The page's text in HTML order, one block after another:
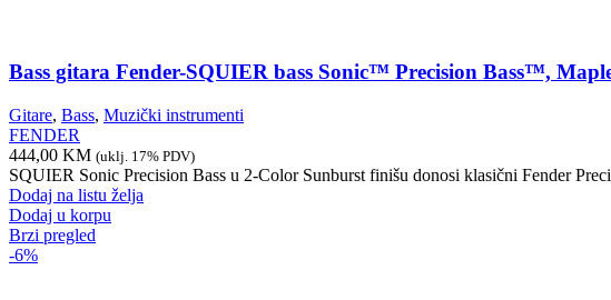
Bass gitara Fender-SQUIER bass Sonic™ Precision Bass™,
Gitare, Bass, Muzički instrumenti
FENDER
444,00 KM (uklj. 17% PDV)
SQUIER Sonic Precision Bass u 2-Color Sunburst finišu donosi klasični Fender
Dodaj na listu želja
Dodaj u korpu
Brzi pregled
-6%